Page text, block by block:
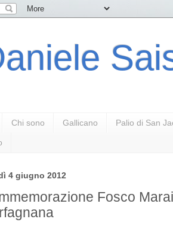
Chi sono Gallicano Palio di San
4 giugno 2012
Fosco